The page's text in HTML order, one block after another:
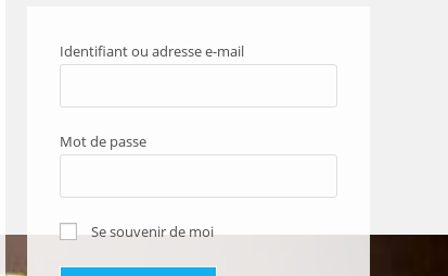
Identifiant ou adresse e-mail
Mot de passe
Se souvenir de moi